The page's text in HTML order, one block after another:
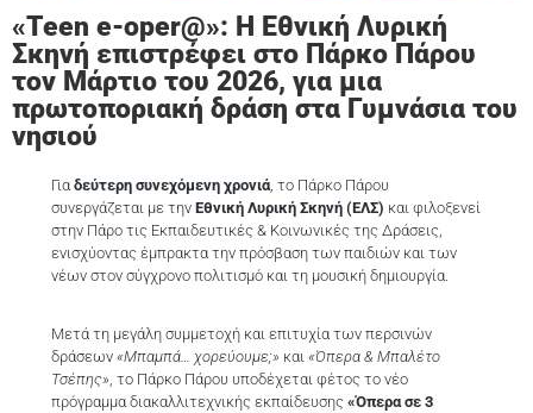
«Teen e-oper@»: Η Εθνική Λυρική
Σκηνή επιστρέφει στο Πάρκο Πάρου
τον Μάρτιο του 2026, για μια
πρωτοποριακή δράση στα Γυμνάσια του
νησιού
Γιαδεύτερη συνεχόμενη χρονιά, το Πάρκο Πάρου
συνεργάζεται με την Εθνική Λυρική Σκηνή (ΕΛΣ) και φιλοξενεί
στην Πάρο τις Εκπαιδευτικές & Κοινωνικές της Δράσεις,
ενισχύοντας έμπρακτα την πρόσβαση των παιδιών και των
νέων στον σύγχρονο πολιτισμό και τη μουσική δημιουργία.
Μετά τη μεγάλη συμμετοχή και επιτυχία των περσινών
δράσεων «Μπαμπά… χορεύουμε;» και «Όπερα & Μπαλέτο
Τσέπης», το Πάρκο Πάρου υποδέχεται φέτος το νέο
πρόγραμμα διακαλλιτεχνικής εκπαίδευσης «Όπερα σε 3